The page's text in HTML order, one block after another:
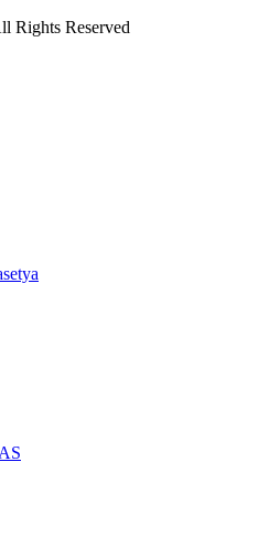
Rights Reserved